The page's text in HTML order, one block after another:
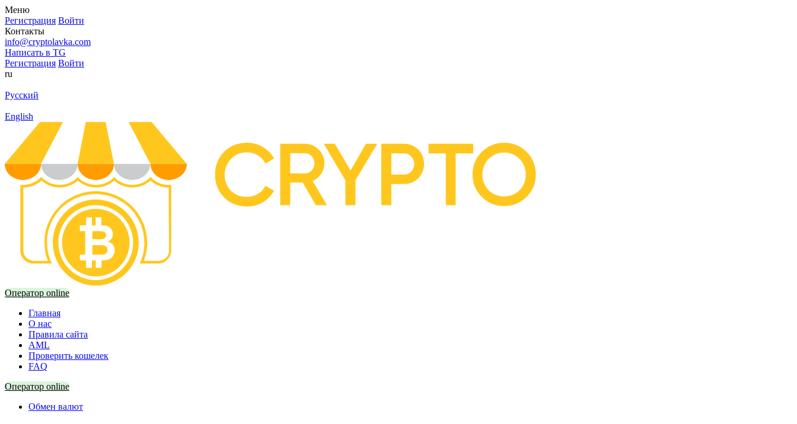
Меню
Регистрация Войти
Контакты
info@cryptolavka.com
Написать в TG
Регистрация Войти
ru
Русский
English
Оператор online
Главная
О нас
Правила сайта
AML
Проверить кошелек
FAQ
Оператор online
Обмен валют